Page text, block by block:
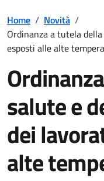
Home / Novità /
Ordinanza a tutela
esposti alle alte
salute e
dei
alte